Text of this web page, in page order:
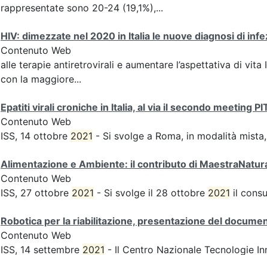
rappresentate sono 20-24 (19,1%),...
HIV: dimezzate nel 2020 in Italia le nuove diagnosi di
Contenuto Web
alle terapie antiretrovirali e aumentare l’aspettativa di vita
con la maggiore...
Epatiti virali croniche in Italia, al via il secondo meeting
Contenuto Web
ISS, 14 ottobre 2021 - Si svolge a Roma, in modalità
Alimentazione e Ambiente: il contributo di
Contenuto Web
ISS, 27 ottobre 2021 - Si svolge il 28 ottobre 2021 il
Robotica per la riabilitazione, presentazione del
Contenuto Web
ISS, 14 settembre 2021 - Il Centro Nazionale Tecnologie